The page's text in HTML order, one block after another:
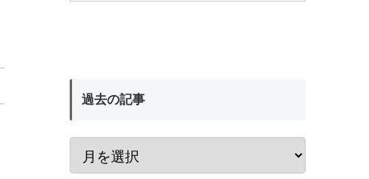
過去の記事